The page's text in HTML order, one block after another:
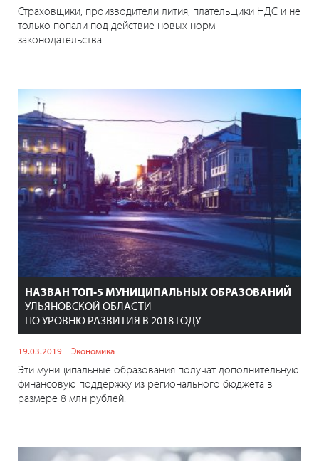
Страховщики, производители лития, плательщики НДС и не
только попали под действие новых норм
законодательства.
НАЗВАН ТОП-5 МУНИЦИПАЛЬНЫХ ОБРАЗОВАНИЙ
УЛЬЯНОВСКОЙ ОБЛАСТИ
ПО УРОВНЮ РАЗВИТИЯ В 2018 ГОДУ
19.03.2019 Экономика
Эти муниципальные образования получат дополнительную
финансовую поддержку из регионального бюджета в
размере 8 млн рублей.